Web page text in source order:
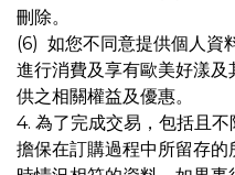
刪除。
(6) 如您不同意提供個人資
進行消費及享有歐美好漾
供之相關權益及優惠。
4. 為了完成交易，包括且
擔保在訂購過程中所留存